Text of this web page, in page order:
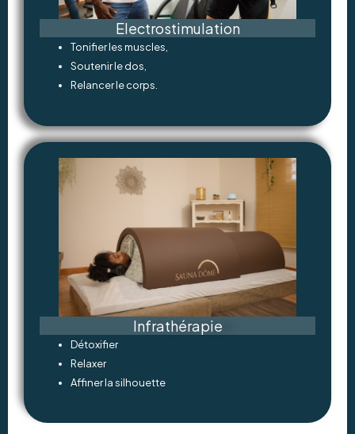
Electrostimulation
Tonifier les muscles,
Soutenir le dos,
Relancer le corps.
Infrathérapie
Détoxifier
Relaxer
Affiner la silhouette